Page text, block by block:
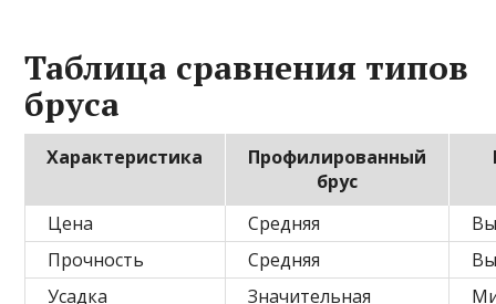
Таблица сравнения типов
бруса
Характеристика
Профилированный
брус
Цена Средняя
Прочность
Средняя
Усадка
Значительная